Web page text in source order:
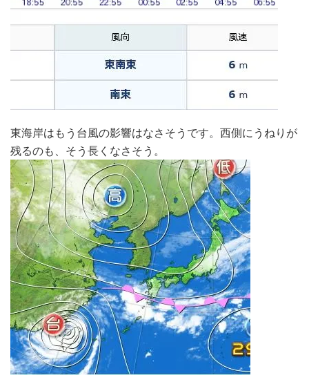
東海岸はもう台風の影響はなさそうです。西側にうねりが
残るのも、そう長くなさそう。